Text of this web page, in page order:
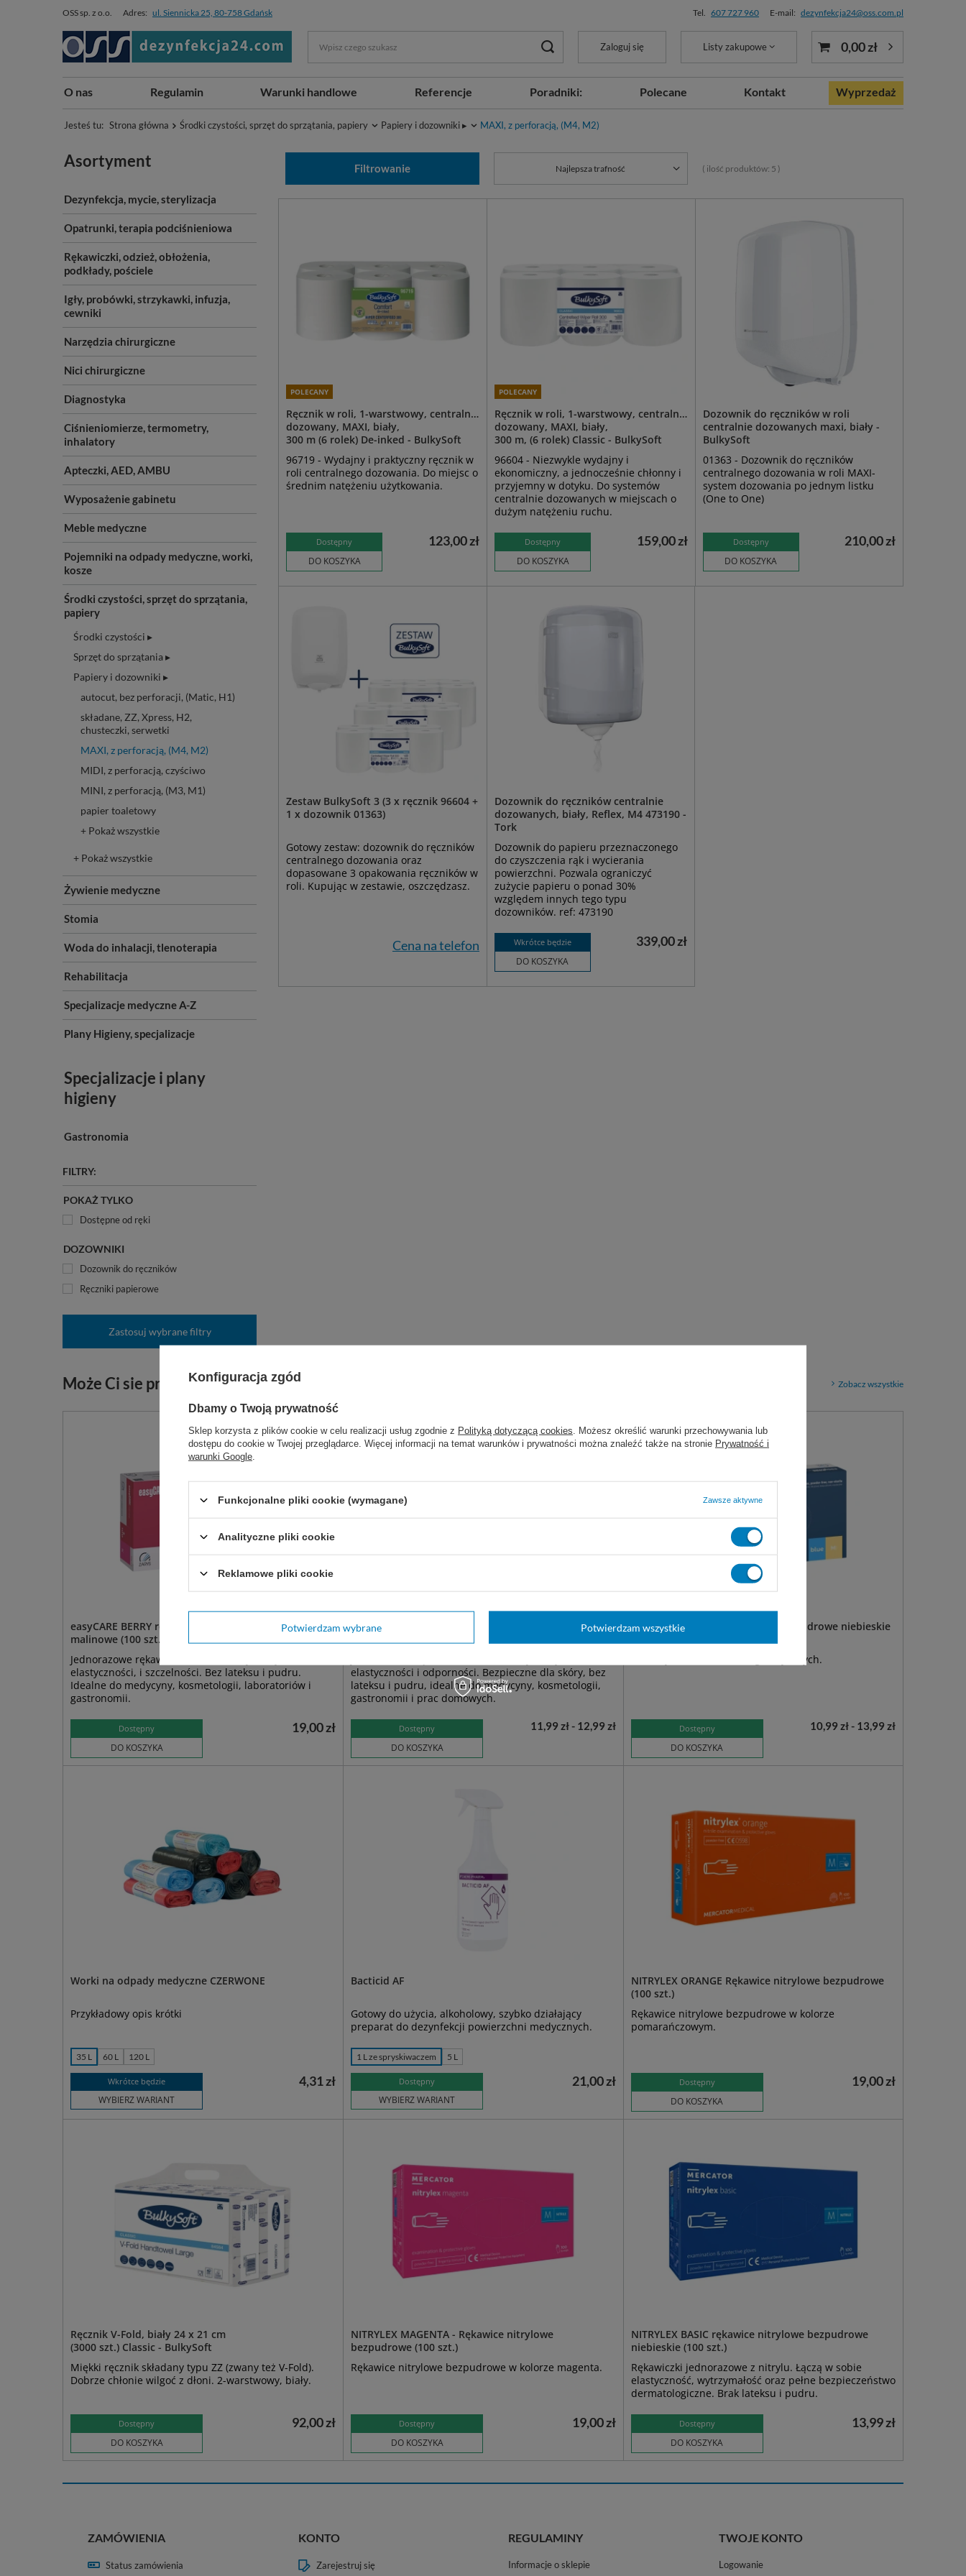
OSS sp. z o.o. Adres: ul. Siennicka 25, 80-758 Gdańsk Tel. 607 727 960 E-mail: dezynfekcja24@oss.com.pl
Zaloguj się Listy zakupowe 0,00 zł
O nas Regulamin Warunki handlowe Referencje Poradniki: Polecane Kontakt Wyprzedaż
Jesteś tu: Strona główna Środki czystości, sprzęt do sprzątania, papiery Papiery i dozowniki ▸ MAXI, z perforacją, (M4, M2)
Asortyment
Dezynfekcja, mycie, sterylizacja
Opatrunki, terapia podciśnieniowa
Rękawiczki, odzież, obłożenia,
podkłady, pościele
Igły, probówki, strzykawki, infuzja,
cewniki
Narzędzia chirurgiczne
Nici chirurgiczne
Diagnostyka
Ciśnieniomierze, termometry,
inhalatory
Apteczki, AED, AMBU
Wyposażenie gabinetu
Meble medyczne
Pojemniki na odpady medyczne, worki,
kosze
Środki czystości, sprzęt do sprzątania,
papiery
Środki czystości ▸
Sprzęt do sprzątania ▸
Papiery i dozowniki ▸
autocut, bez perforacji, (Matic, H1)
składane, ZZ, Xpress, H2,
chusteczki, serwetki
MAXI, z perforacją, (M4, M2)
MIDI, z perforacją, czyściwo
MINI, z perforacją, (M3, M1)
papier toaletowy
+ Pokaż wszystkie
+ Pokaż wszystkie
Żywienie medyczne
Stomia
Woda do inhalacji, tlenoterapia
Rehabilitacja
Specjalizacje medyczne A-Z
Plany Higieny, specjalizacje
Specjalizacje i plany
higieny
Gastronomia
FILTRY:
POKAŻ TYLKO
Dostępne od ręki
DOZOWNIKI
Dozownik do ręczników
Ręczniki papierowe
Zastosuj wybrane filtry
Najlepsza trafność
Filtrowanie ( ilość produktów: 5 )
POLECANY
Ręcznik w roli, 1-warstwowy, centralnie
dozowany, MAXI, biały,
300 m (6 rolek) De-inked - BulkySoft
96719 - Wydajny i praktyczny ręcznik w
roli centralnego dozowania. Do miejsc o
średnim natężeniu użytkowania.
Dostępny
DO KOSZYKA
123,00 zł
POLECANY
Ręcznik w roli, 1-warstwowy, centralnie
dozowany, MAXI, biały,
300 m, (6 rolek) Classic - BulkySoft
96604 - Niezwykle wydajny i
ekonomiczny, a jednocześnie chłonny i
przyjemny w dotyku. Do systemów
centralnie dozowanych w miejscach o
dużym natężeniu ruchu.
Dostępny
DO KOSZYKA
159,00 zł
Dozownik do ręczników w roli
centralnie dozowanych maxi, biały -
BulkySoft
01363 - Dozownik do ręczników
centralnego dozowania w roli MAXI-
system dozowania po jednym listku
(One to One)
Dostępny
DO KOSZYKA
210,00 zł
Zestaw BulkySoft 3 (3 x ręcznik 96604 +
1 x dozownik 01363)
Gotowy zestaw: dozownik do ręczników
centralnego dozowania oraz
dopasowane 3 opakowania ręczników w
roli. Kupując w zestawie, oszczędzasz.
Cena na telefon
Dozownik do ręczników centralnie
dozowanych, biały, Reflex, M4 473190 -
Tork
Dozownik do papieru przeznaczonego
do czyszczenia rąk i wycierania
powierzchni. Pozwala ograniczyć
zużycie papieru o ponad 30%
względem innych tego typu
dozowników. ref: 473190
Wkrótce będzie
DO KOSZYKA
339,00 zł
Może Ci sie przydać: Zobacz wszystkie
easyCARE BERRY rękawice nitrylowe bezpudrowe
malinowe (100 szt.)
Jednorazowe rękawice ochronne o wysokiej
elastyczności, i szczelności. Bez lateksu i pudru.
Idealne do medycyny, kosmetologii, laboratoriów i
gastronomii.
Dostępny
DO KOSZYKA
19,00 zł
easyCARE FLEX rękawice nitrylowe bezpudrowe
kobaltowe (100 szt.)
elastyczności i odporności. Bezpieczne dla skóry, bez
lateksu i pudru, idealne do medycyny, kosmetologii,
gastronomii i prac domowych.
Dostępny
DO KOSZYKA
11,99 zł - 12,99 zł
easyCARE rękawice nitrylowe bezpudrowe niebieskie
niesterylne, do badań diagnostycznych.
Dostępny
DO KOSZYKA
10,99 zł - 13,99 zł
Worki na odpady medyczne CZERWONE
Przykładowy opis krótki
35 L 60 L 120 L
Wkrótce będzie
WYBIERZ WARIANT
4,31 zł
Bacticid AF
Gotowy do użycia, alkoholowy, szybko działający
preparat do dezynfekcji powierzchni medycznych.
1 L ze spryskiwaczem 5 L
Dostępny
WYBIERZ WARIANT
21,00 zł
NITRYLEX ORANGE Rękawice nitrylowe bezpudrowe
(100 szt.)
Rękawice nitrylowe bezpudrowe w kolorze
pomarańczowym.
Dostępny
DO KOSZYKA
19,00 zł
Ręcznik V-Fold, biały 24 x 21 cm
(3000 szt.) Classic - BulkySoft
Miękki ręcznik składany typu ZZ (zwany też V-Fold).
Dobrze chłonie wilgoć z dłoni. 2-warstwowy, biały.
Dostępny
DO KOSZYKA
92,00 zł
NITRYLEX MAGENTA - Rękawice nitrylowe
bezpudrowe (100 szt.)
Rękawice nitrylowe bezpudrowe w kolorze magenta.
Dostępny
DO KOSZYKA
19,00 zł
NITRYLEX BASIC rękawice nitrylowe bezpudrowe
niebieskie (100 szt.)
Rękawiczki jednorazowe z nitrylu. Łączą w sobie
elastyczność, wytrzymałość oraz pełne bezpieczeństwo
dermatologiczne. Brak lateksu i pudru.
Dostępny
DO KOSZYKA
13,99 zł
ZAMÓWIENIA
Status zamówienia
KONTO
Zarejestruj się
REGULAMINY
Informacje o sklepie
TWOJE KONTO
Logowanie
Konfiguracja zgód
Dbamy o Twoją prywatność
Sklep korzysta z plików cookie w celu realizacji usług zgodnie z Polityką dotyczącą cookies . Możesz określić warunki przechowywania lub
dostępu do cookie w Twojej przeglądarce. Więcej informacji na temat warunków i prywatności można znaleźć także na stronie Prywatność i
warunki Google
Funkcjonalne pliki cookie (wymagane) Zawsze aktywne
Analityczne pliki cookie
Reklamowe pliki cookie
Potwierdzam wybrane Potwierdzam wszystkie